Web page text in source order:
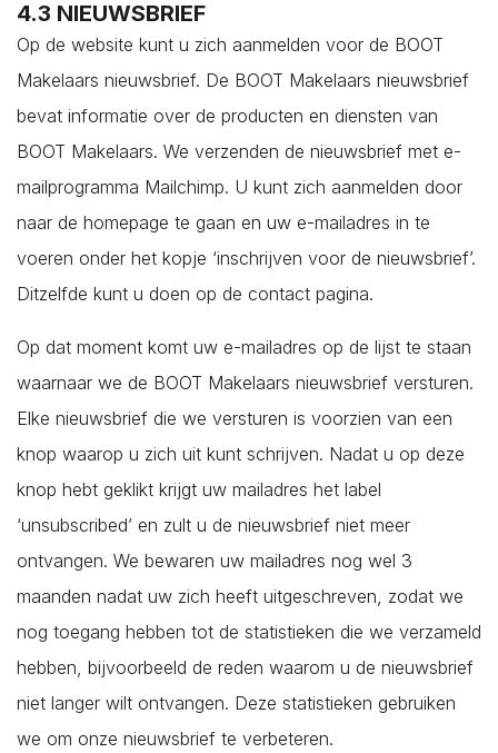
4.3 NIEUWSBRIEF
Op de website kunt u zich aanmelden voor de BOOT
Makelaars nieuwsbrief. De BOOT Makelaars nieuwsbrief
bevat informatie over de producten en diensten van
BOOT Makelaars. We verzenden de nieuwsbrief met e-
mailprogramma Mailchimp. U kunt zich aanmelden door
naar de homepage te gaan en uw e-mailadres in te
voeren onder het kopje ‘inschrijven voor de nieuwsbrief’.
Ditzelfde kunt u doen op de contact pagina.
Op dat moment komt uw e-mailadres op de lijst te staan
waarnaar we de BOOT Makelaars nieuwsbrief versturen.
Elke nieuwsbrief die we versturen is voorzien van een
knop waarop u zich uit kunt schrijven. Nadat u op deze
knop hebt geklikt krijgt uw mailadres het label
‘unsubscribed’ en zult u de nieuwsbrief niet meer
ontvangen. We bewaren uw mailadres nog wel 3
maanden nadat uw zich heeft uitgeschreven, zodat we
nog toegang hebben tot de statistieken die we verzameld
hebben, bijvoorbeeld de reden waarom u de nieuwsbrief
niet langer wilt ontvangen. Deze statistieken gebruiken
we om onze nieuwsbrief te verbeteren.
Type woning*
Maximum prijs*
Minimum aantal slaapkamers*
Wensen*
Opmerkingen